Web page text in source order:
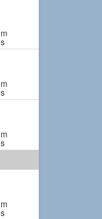
m
s
m
s
m
s
m
s